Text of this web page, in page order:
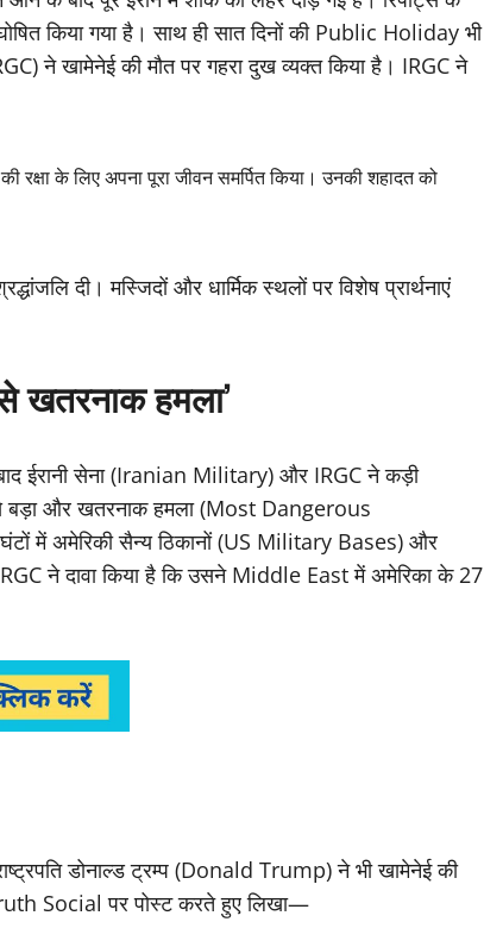
किया गया है। साथ ही सात दिनों की Public Holiday भी
ने खामेनेई की मौत पर गहरा दुख व्यक्त किया है। IRGC ने
के लिए अपना पूरा जीवन समर्पित किया। उनकी शहादत को
दी। मस्जिदों और धार्मिक स्थलों पर विशेष प्रार्थनाएं
खतरनाक हमला’
ईरानी सेना (Iranian Military) और IRGC ने कड़ी
बड़ा और खतरनाक हमला (Most Dangerous
में अमेरिकी सैन्य ठिकानों (US Military Bases) और
ने दावा किया है कि उसने Middle East में अमेरिका के 27
डोनाल्ड ट्रम्प (Donald Trump) ने भी खामेनेई की
Truth Social पर पोस्ट करते हुए लिखा—